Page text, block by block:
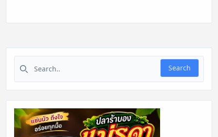
Search for:
Search